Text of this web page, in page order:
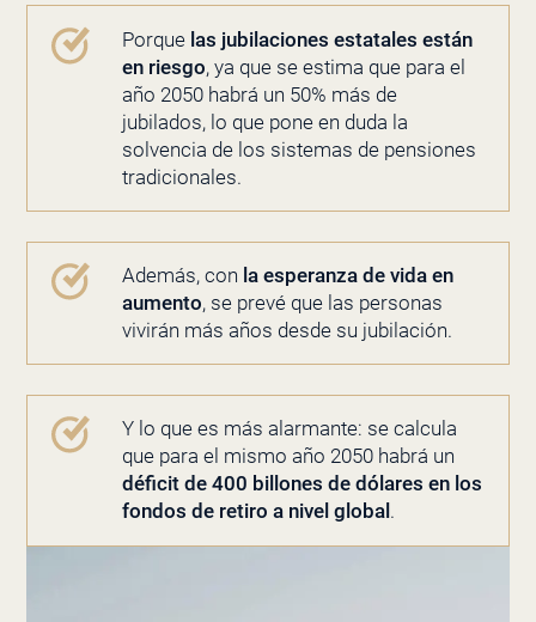
Porque las jubilaciones estatales están
en riesgo, ya que se estima que para el
año 2050 habrá un 50% más de
jubilados, lo que pone en duda la
solvencia de los sistemas de pensiones
tradicionales.
Además, con la esperanza de vida en
aumento, se prevé que las personas
vivirán más años desde su jubilación.
Y lo que es más alarmante: se calcula
que para el mismo año 2050 habrá un
déficit de 400 billones de dólares en los
fondos de retiro a nivel global .